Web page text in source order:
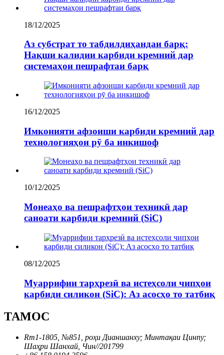
18/12/2025
Аз субстрат то табдилдиҳандаи барқ:
Нақши калидии карбиди кремний дар
системаҳои пешрафтаи барқ
16/12/2025
Имконияти афзоиши карбиди кремний дар
технологияҳои рӯ ба инкишоф
10/12/2025
Монеаҳо ва пешрафтҳои техникӣ дар
саноати карбиди кремний (SiC)
08/12/2025
Муаррифии тарҳрезӣ ва истеҳсоли чипҳои
карбиди силикон (SiC): Аз асосҳо то татбиқ
ТАМОС
Rm1-1805, №851, роҳи Дианшанху; Минтақаи Цинпу;
Шаҳри Шанхай, Чин//201799